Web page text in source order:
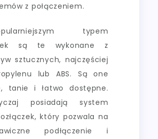
z połączeniem.
typem
są te wykonane z
sztucznych, najczęściej
lub ABS. Są one
tanie i łatwo dostępne.
posiadają system
który pozwala na
podłączenie i